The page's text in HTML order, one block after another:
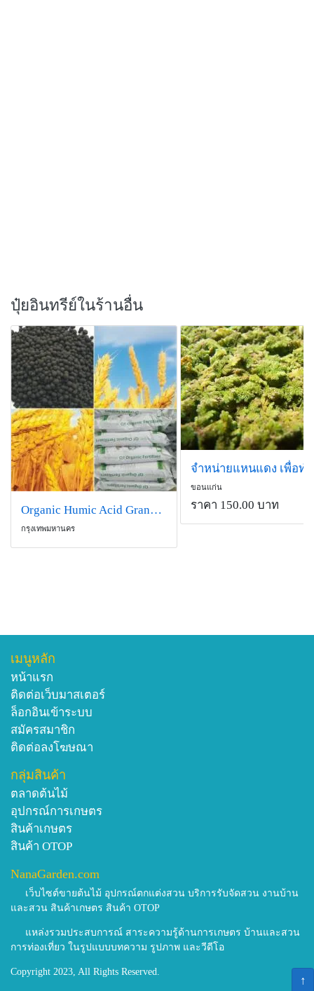
ปุ๋ยอินทรีย์ในร้านอื่น
Organic Humic Acid Granular Fertilizer
กรุงเทพมหานคร
ขอนแก่น
ราคา 150.00 บาท
เมนูหลัก
หน้าแรก
ติดต่อเว็บมาสเตอร์
ล็อกอินเข้าระบบ
สมัครสมาชิก
ติดต่อลงโฆษณา
กลุ่มสินค้า
ตลาดต้นไม้
อุปกรณ์การเกษตร
สินค้าเกษตร
สินค้า OTOP
NanaGarden.com
เว็บไซต์ขายต้นไม้ อุปกรณ์ตกแต่งสวน บริการรับจัดสวน งานบ้าน
และสวน สินค้าเกษตร สินค้า OTOP
แหล่งรวมประสบการณ์ สาระความรู้ด้านการเกษตร บ้านและสวน
การท่องเที่ยว ในรูปแบบบทความ รูปภาพ และวีดีโอ
Copyright 2023, All Rights Reserved.
↑